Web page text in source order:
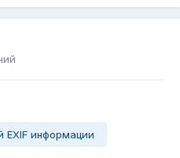
EXIF информации